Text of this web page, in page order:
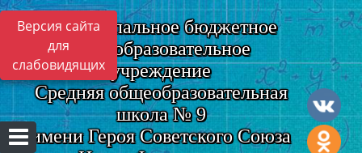
Версия сайта
для
слабовидящих
Муниципальное бюджетное
общеобразовательное
учреждение
Средняя общеобразовательная
школа № 9
имени Героя Советского Союза